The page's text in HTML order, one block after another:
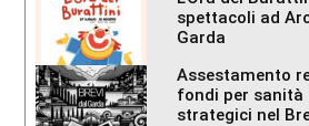
spettacoli ad
Garda
Assestamento
fondi per sanità
strategici nel